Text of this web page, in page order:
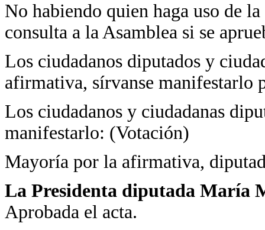
No habiendo quien haga uso de
consulta a la Asamblea si se
Los ciudadanos diputados y
afirmativa, sírvanse manifestarlo
Los ciudadanos y ciudadanas
manifestarlo: (Votación)
Mayoría por la afirmativa,
La Presidenta diputada María
Aprobada el acta.